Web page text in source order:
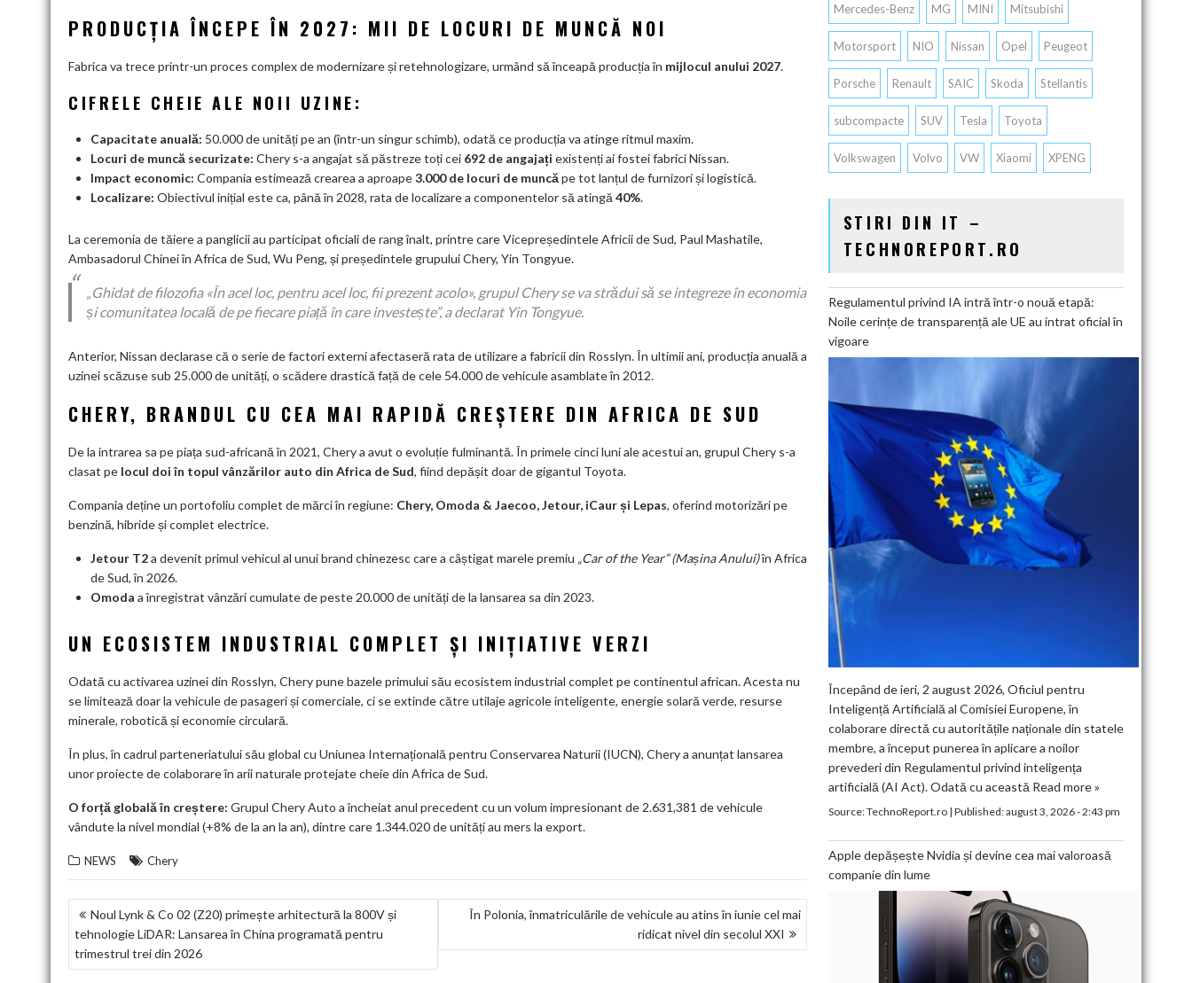
ar
ks
PRODUCȚIA ÎNCEPE ÎN 2027: MII DE LOCURI DE MUNCĂ NOI
Fabrica va trece printr-un proces complex de modernizare și retehnologizare, urmând să înceapă producția în mijlocul anului 2027.
CIFRELE CHEIE ALE NOII UZINE:
Capacitate anuală: 50.000 de unități pe an (într-un singur schimb), odată ce producția va atinge ritmul maxim.
Locuri de muncă securizate: Chery s-a angajat să păstreze toți cei 692 de angajați existenți ai fostei fabrici Nissan.
Impact economic: Compania estimează crearea a aproape3.000 de locuri de muncăpe tot lanțul de furnizori și logistică.
Localizare: Obiectivul inițial este ca, până în 2028, rata de localizare a componentelor să atingă 40%.
La ceremonia de tăiere a panglicii au participat oficiali de rang înalt, printre care Vicepreședintele Africii de Sud, Paul Mashatile,
Ambasadorul Chinei în Africa de Sud, Wu Peng, și președintele grupului Chery, Yin Tongyue.
„Ghidat de filozofia «În acel loc, pentru acel loc, fii prezent acolo», grupul Chery se va strădui să se integreze în economia
și comunitatea locală de pe fiecare piață în care investește”, a declarat Yin Tongyue.
Anterior, Nissan declarase că o serie de factori externi afectaseră rata de utilizare a fabricii din Rosslyn. În ultimii ani, producția anuală a
uzinei scăzuse sub 25.000 de unități, o scădere drastică față de cele 54.000 de vehicule asamblate în 2012.
CHERY, BRANDUL CU CEA MAI RAPIDĂ CREȘTERE DIN AFRICA DE SUD
De la intrarea sa pe piața sud-africană în 2021, Chery a avut o evoluție fulminantă. În primele cinci luni ale acestui an, grupul Chery s-a
clasat pe locul doi în topul vânzărilor auto din Africa de Sud, fiind depășit doar de gigantul Toyota.
Compania deține un portofoliu complet de mărci în regiune: Chery, Omoda & Jaecoo, Jetour, iCaur și Lepas, oferind motorizări pe
benzină, hibride și complet electrice.
Jetour T2a devenit primul vehicul al unui brand chinezesc care a câștigat marele premiu „Car of the Year” (Mașina Anului)în Africa
de Sud, în 2026.
Omoda a înregistrat vânzări cumulate de peste 20.000 de unități de la lansarea sa din 2023.
UN ECOSISTEM INDUSTRIAL COMPLET ȘI INIȚIATIVE VERZI
Odată cu activarea uzinei din Rosslyn, Chery pune bazele primului său ecosistem industrial complet pe continentul african. Acesta nu
se limitează doar la vehicule de pasageri și comerciale, ci se extinde către utilaje agricole inteligente, energie solară verde, resurse
minerale, robotică și economie circulară.
În plus, în cadrul parteneriatului său global cu Uniunea Internațională pentru Conservarea Naturii (IUCN), Chery a anunțat lansarea
unor proiecte de colaborare în arii naturale protejate cheie din Africa de Sud.
O forță globală în creștere: Grupul Chery Auto a încheiat anul precedent cu un volum impresionant de 2.631,381 de vehicule
vândute la nivel mondial (+8% de la an la an), dintre care 1.344.020 de unități au mers la export.
NEWS Chery
NAVIGARE
ÎN
ARTICOLE
Noul Lynk & Co 02 (Z20) primește arhitectură la 800V și
tehnologie LiDAR: Lansarea în China programată pentru
trimestrul trei din 2026
În Polonia, înmatriculările de vehicule au atins în iunie cel mai
ridicat nivel din secolul XXI
Mercedes-Benz MG MINI Mitsubishi
Motorsport NIO Nissan Opel Peugeot
Porsche Renault SAIC Skoda Stellantis
subcompacte SUV Tesla Toyota
Volkswagen Volvo VW Xiaomi XPENG
STIRI DIN IT –
TECHNOREPORT.RO
Regulamentul privind IA intră într-o nouă etapă:
Noile cerințe de transparență ale UE au intrat oficial în
vigoare
Începând de ieri, 2 august 2026, Oficiul pentru
Inteligență Artificială al Comisiei Europene, în
colaborare directă cu autoritățile naționale din statele
membre, a început punerea în aplicare a noilor
prevederi din Regulamentul privind inteligența
artificială (AI Act). Odată cu această Read more »
Source:TechnoReport.ro| Published:august 3, 2026 - 2:43 pm
Apple depășește Nvidia și devine cea mai valoroasă
companie din lume